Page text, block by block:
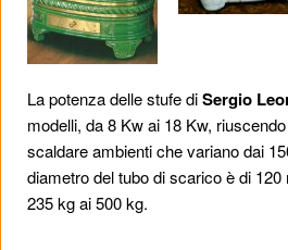
La potenza delle stufe diSergio
modelli, da 8 Kw ai 18 Kw,
scaldare ambienti che variano dai
diametro del tubo di scarico è di
235 kg ai 500 kg.